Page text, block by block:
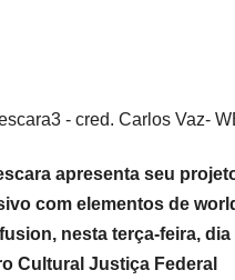
- cred. Carlos Vaz-
apresenta seu
com elementos de
nesta terça-feira, dia
Cultural Justiça Federal